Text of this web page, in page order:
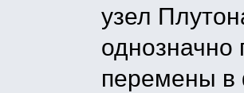
узел
перемены в